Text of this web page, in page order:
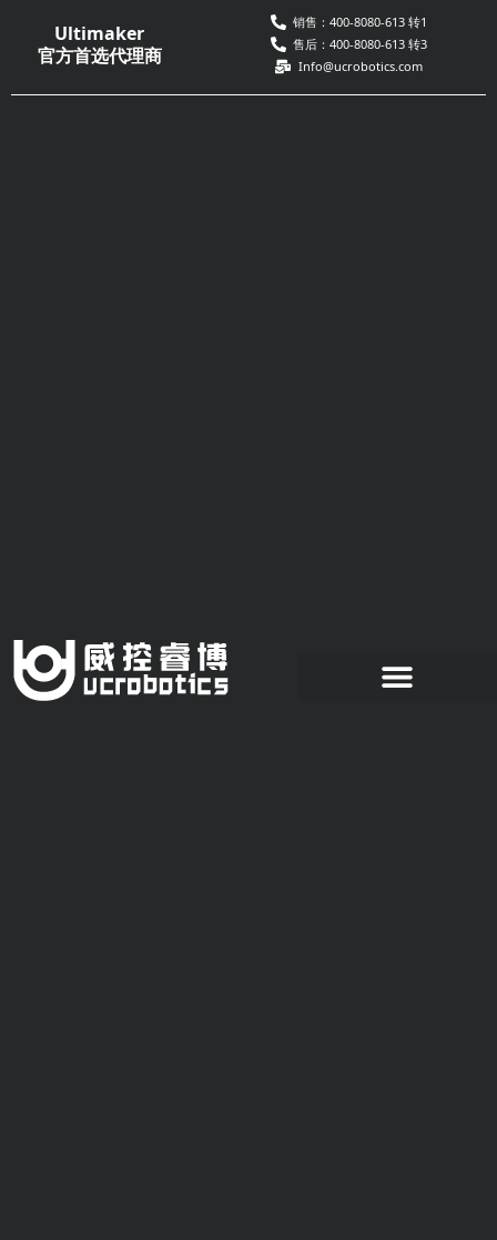
Ultimaker
官方首选代理商
销售：400-8080-613 转1
售后：400-8080-613 转3
Info@ucrobotics.com